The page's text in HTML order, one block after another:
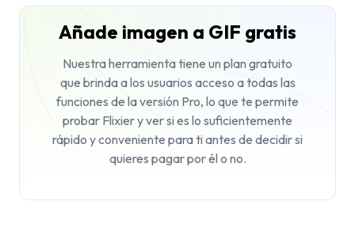
Añade imagen a GIF gratis
Nuestra herramienta tiene un plan gratuito
que brinda a los usuarios acceso a todas las
funciones de la versión Pro, lo que te permite
probar Flixier y ver si es lo suficientemente
rápido y conveniente para ti antes de decidir si
quieres pagar por él o no.